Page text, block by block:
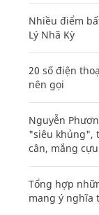
Nhiều điểm
Lý Nhã Kỳ
20 số điện
nên gọi
Nguyễn
"siêu khủng",
cân, mắng
Tổng hợp
mang ý nghĩa